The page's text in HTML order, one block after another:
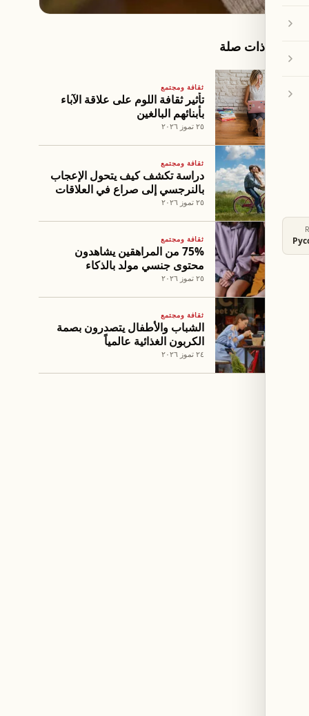
مقالات ذات صلة
ثقافة ومجتمع
تأثير ثقافة اللوم على علاقة الآباء
بأبنائهم البالغين
٢٥ تموز ٢٠٢٦
ثقافة ومجتمع
دراسة تكشف كيف يتحول الإعجاب
بالنرجسي إلى صراع في العلاقات
العاطفية
٢٥ تموز ٢٠٢٦
ثقافة ومجتمع
75% من المراهقين يشاهدون
محتوى جنسي مولد بالذكاء
الاصطناعي
٢٥ تموز ٢٠٢٦
ثقافة ومجتمع
الشباب والأطفال يتصدرون بصمة
الكربون الغذائية عالمياً
٢٤ تموز ٢٠٢٦